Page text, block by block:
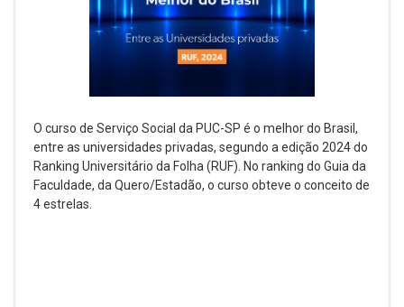
O curso de Serviço Social da PUC-SP é o melhor do Brasil,
entre as universidades privadas, segundo a edição 2024 do
Ranking Universitário da Folha (RUF). No ranking do Guia da
Faculdade, da Quero/Estadão, o curso obteve o conceito de
4 estrelas.